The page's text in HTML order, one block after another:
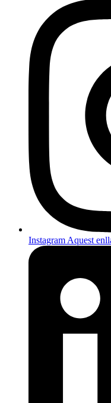
Instagram Aquest